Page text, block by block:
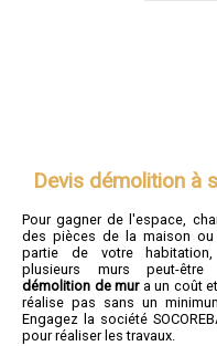
Devis démolition à
Pour gagner de l'espace,
des pièces de la maison ou
partie de votre
plusieurs murs peut-être
démolition de mura un coût
réalise pas sans un
Engagez la société
pour réaliser les travaux.